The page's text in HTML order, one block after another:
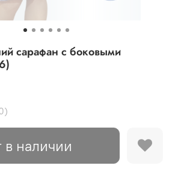
сарафан с боковыми
в наличии